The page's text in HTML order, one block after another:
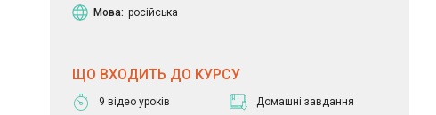
Мова: російська
ЩО ВХОДИТЬ ДО КУРСУ
9 відео уроків Домашні завдання